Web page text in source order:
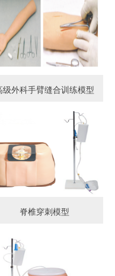
级外科手臂缝合训练模型
脊椎穿刺模型